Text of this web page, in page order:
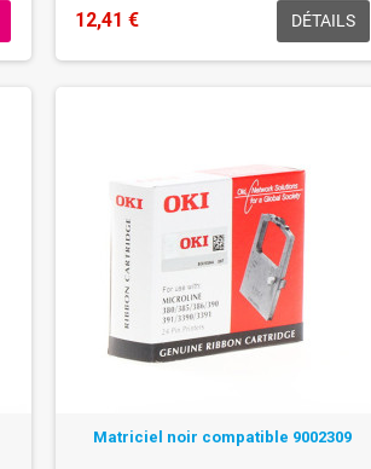
12,41 € DÉTAILS
Matriciel noir compatible 9002309